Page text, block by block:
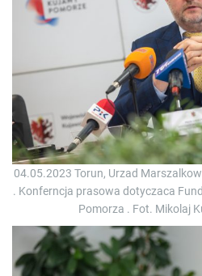
04.05.2023 Torun, Urzad
. Konferncja prasowa dotyczaca
Pomorza . Fot. Mikolaj